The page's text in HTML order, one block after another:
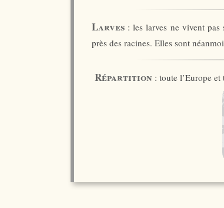
Larves: les larves ne vivent pas
près des racines. Elles sont
Répartition : toute l’Europe